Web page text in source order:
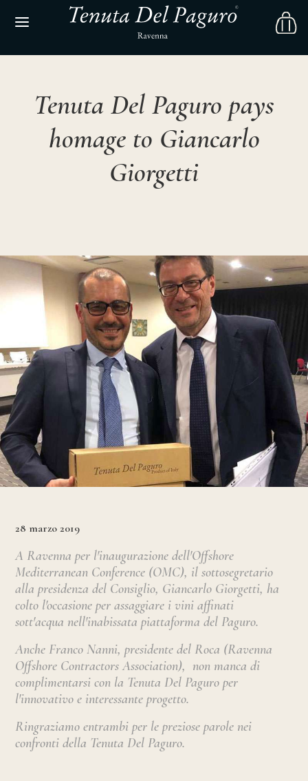
Tenuta Del Paguro pays
homage to Giancarlo
Giorgetti
28 marzo 2019
A Ravenna per l'inaugurazione dell'Offshore
Mediterranean Conference (OMC), il sottosegretario
alla presidenza del Consiglio, Giancarlo Giorgetti, ha
colto l'occasione per assaggiare i vini affinati
sott'acqua nell'inabissata piattaforma del Paguro.
Anche Franco Nanni, presidente del Roca (Ravenna
Offshore Contractors Association), non manca di
complimentarsi con la Tenuta Del Paguro per
l'innovativo e interessante progetto.
Ringraziamo entrambi per le preziose parole nei
confronti della Tenuta Del Paguro.